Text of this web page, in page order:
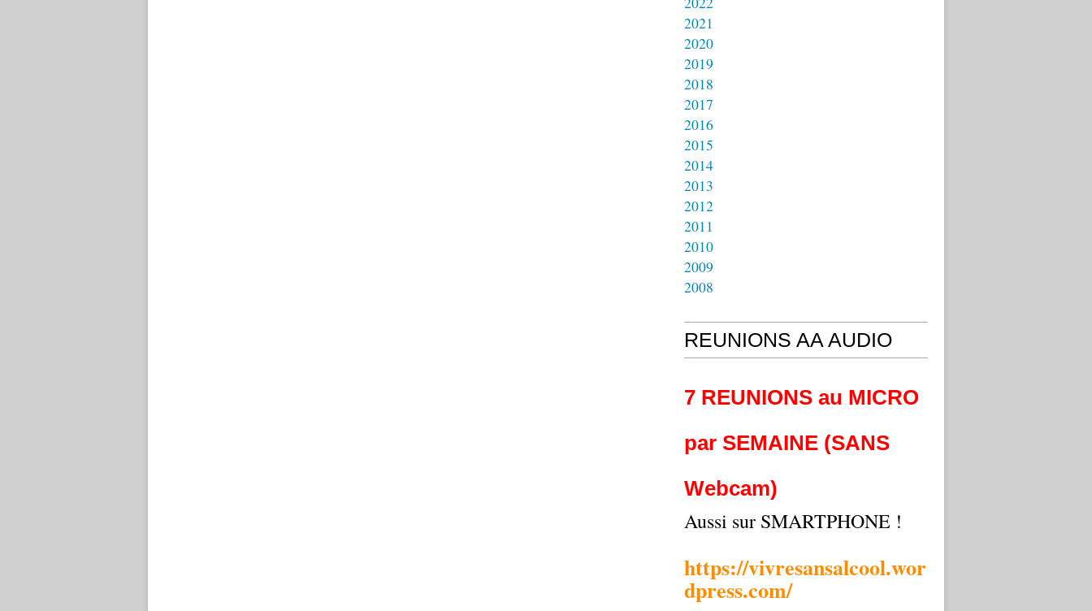
2021
2020
2019
2018
2017
2016
2015
2014
2013
2012
2011
2010
2009
2008
REUNIONS AA AUDIO
7 REUNIONS au MICRO
par SEMAINE (SANS
Webcam)
Aussi sur SMARTPHONE !
https://vivresansalcool.wor
dpress.com/